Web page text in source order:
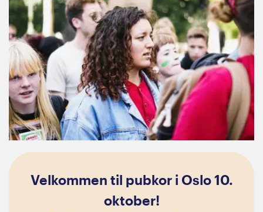
Velkommen til pubkor i Oslo 10.
oktober!